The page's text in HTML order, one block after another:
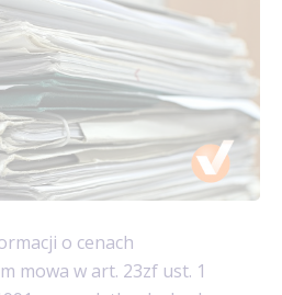
o cenach
mowa w art. 23zf ust. 1